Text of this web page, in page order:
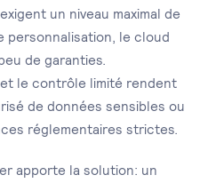
un niveau maximal de
le cloud
de garanties.
le contrôle limité rendent
de données sensibles ou
réglementaires strictes.
apporte la solution: un